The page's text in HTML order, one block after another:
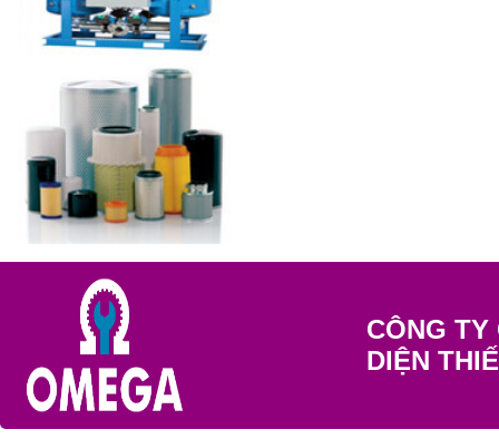
CÔNG
DIỆN